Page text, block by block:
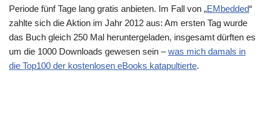
Periode fünf Tage lang gratis anbieten. Im Fall von „EMbedded“
zahlte sich die Aktion im Jahr 2012 aus: Am ersten Tag wurde
das Buch gleich 250 Mal heruntergeladen, insgesamt dürften es
um die 1000 Downloads gewesen sein –was mich damals in
die Top100 der kostenlosen eBooks katapultierte.